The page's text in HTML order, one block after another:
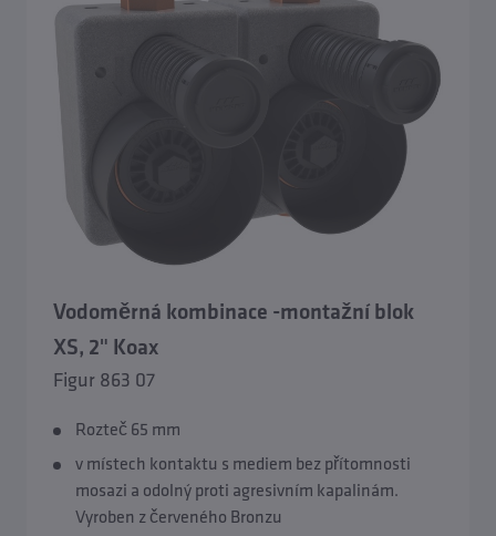
Přehled Montážní bloky vodoměrů a Úseky vodoměrů
Vodoměrná kombinace -montažní blok
XS, 2" Koax
Figur 863 07
Rozteč 65 mm
v místech kontaktu s mediem bez přítomnosti
mosazi a odolný proti agresivním kapalinám.
Vyroben z červeného Bronzu